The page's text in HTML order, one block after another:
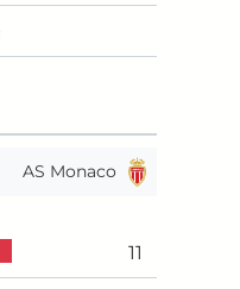
AS Monaco
11